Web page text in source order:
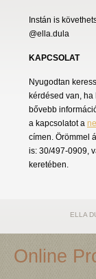
Instán is
@ella.dula
KAPCSOLAT
Nyugodtan
kérdésed van,
bővebb
a kapcsolatot a
címen. Örömmel
is: 30/497-0909,
keretében.
ELLA
Online